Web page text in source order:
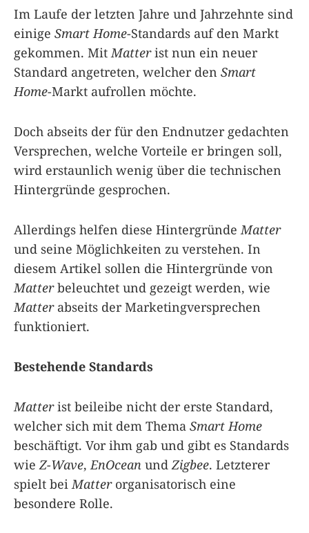
Im Laufe der letzten Jahre und Jahrzehnte sind
einige Smart Home-Standards auf den Markt
gekommen. MitMatterist nun ein neuer
Standard angetreten, welcher den Smart
Home-Markt aufrollen möchte.
Doch abseits der für den Endnutzer gedachten
Versprechen, welche Vorteile er bringen soll,
wird erstaunlich wenig über die technischen
Hintergründe gesprochen.
Allerdings helfen diese HintergründeMatter
und seine Möglichkeiten zu verstehen. In
diesem Artikel sollen die Hintergründe von
Matterbeleuchtet und gezeigt werden, wie
Matterabseits der Marketingversprechen
funktioniert.
Bestehende Standards
Matterist beileibe nicht der erste Standard,
welcher sich mit dem Thema Smart Home
beschäftigt. Vor ihm gab und gibt es Standards
wieZ-Wave,EnOcean undZigbee. Letzterer
spielt beiMatterorganisatorisch eine
besondere Rolle.